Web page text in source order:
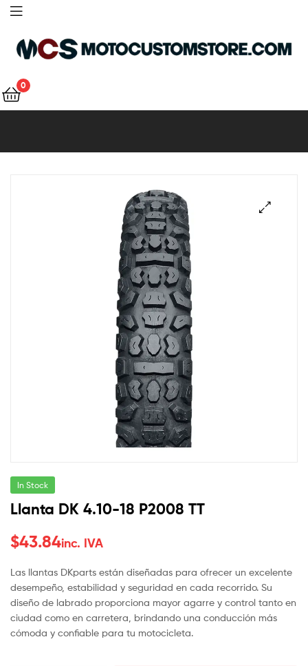
Motocustomstore
0
In Stock
Llanta DK 4.10-18 P2008 TT
$43.84inc. IVA
Las llantas DKparts están diseñadas para ofrecer un excelente
desempeño, estabilidad y seguridad en cada recorrido. Su
diseño de labrado proporciona mayor agarre y control tanto en
ciudad como en carretera, brindando una conducción más
cómoda y confiable para tu motocicleta.